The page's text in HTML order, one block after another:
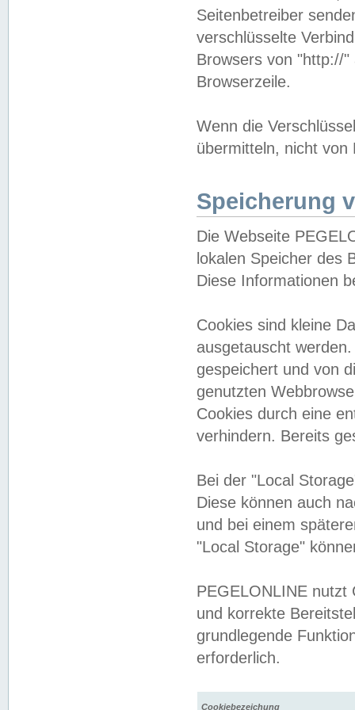
Seitenbetreiber
verschlüsselte
Browsers von "http://
Browserzeile.
Wenn die
übermitteln, nicht von
Speicherung
Die Webseite
lokalen Speicher des
Diese Informationen
Cookies sind kleine
ausgetauscht
gespeichert und von
genutzten
Cookies durch eine
verhindern. Bereits
Bei der "Local
Diese können auch
und bei einem
"Local Storage"
PEGELONLINE nutzt
und korrekte
grundlegende
erforderlich.
Cookiebezeichung